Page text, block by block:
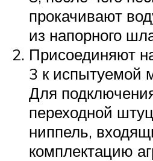
прокачивают
из напорного
Присоединяют
3 к испытуемой
Для
переходной
ниппель,
комплектацию